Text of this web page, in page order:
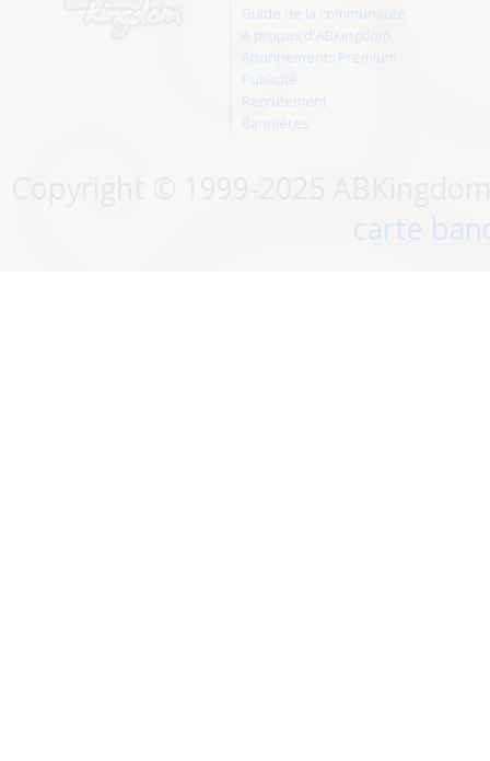
Guide de la communauté
A propos d'ABKingdom
Abonnements Premium
Publicité
Recrutement
Bannières
carte